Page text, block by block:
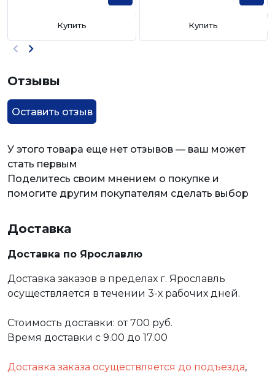
Купить Купить
Отзывы
Оставить отзыв
У этого товара еще нет отзывов — ваш может
стать первым
Поделитесь своим мнением о покупке и
помогите другим покупателям сделать выбор
Доставка
Доставка по Ярославлю
Доставка заказов в пределах г. Ярославль
осуществляется в течении 3-х рабочих дней.
Стоимость доставки: от 700 руб.
Время доставки с 9.00 до 17.00
Доставка заказа осуществляется до подъезда,